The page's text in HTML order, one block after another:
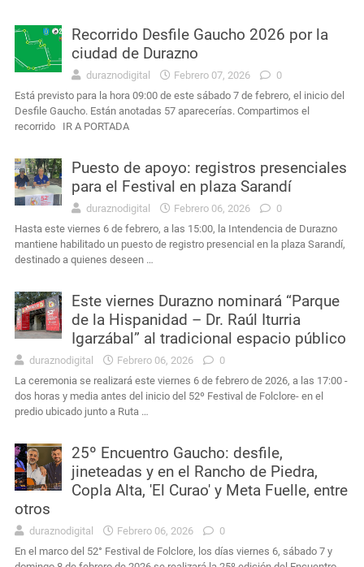
Recorrido Desfile Gaucho 2026 por la
ciudad de Durazno
duraznodigital Febrero 07, 2026
0
Está previsto para la hora 09:00 de este sábado 7 de febrero, el inicio del
Desfile Gaucho. Están anotadas 57 aparecerías. Compartimos el
recorrido IR A PORTADA
Puesto de apoyo: registros presenciales
para el Festival en plaza Sarandí
duraznodigital Febrero 06, 2026
0
Hasta este viernes 6 de febrero, a las 15:00, la Intendencia de Durazno
mantiene habilitado un puesto de registro presencial en la plaza Sarandí,
destinado a quienes deseen …
Este viernes Durazno nominará “Parque
de la Hispanidad – Dr. Raúl Iturria
Igarzábal” al tradicional espacio público
duraznodigital Febrero 06, 2026
0
La ceremonia se realizará este viernes 6 de febrero de 2026, a las 17:00 -
dos horas y media antes del inicio del 52º Festival de Folclore- en el
predio ubicado junto a Ruta …
25º Encuentro Gaucho: desfile,
jineteadas y en el Rancho de Piedra,
Copla Alta, 'El Curao' y Meta Fuelle, entre
otros
duraznodigital Febrero 06, 2026
0
En el marco del 52° Festival de Folclore, los días viernes 6, sábado 7 y